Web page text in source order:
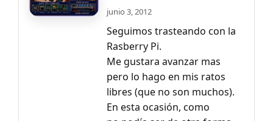
junio 3, 2012
Seguimos trasteando con la
Rasberry Pi.
Me gustara avanzar mas
pero lo hago en mis ratos
libres (que no son muchos).
En esta ocasión, como